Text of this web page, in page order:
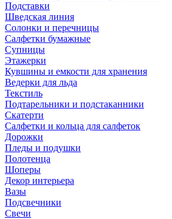
Подставки
Шведская линия
Солонки и перечницы
Салфетки бумажные
Супницы
Этажерки
Кувшины и емкости для хранения
Ведерки для льда
Текстиль
Подтарельники и подстаканники
Скатерти
Салфетки и кольца для салфеток
Дорожки
Пледы и подушки
Полотенца
Шоперы
Декор интерьера
Вазы
Подсвечники
Свечи